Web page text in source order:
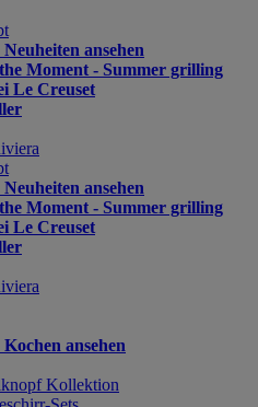
ansehen
Moment - Summer grilling
Le Creuset
ansehen
Moment - Summer grilling
Le Creuset
ansehen
Kollektion